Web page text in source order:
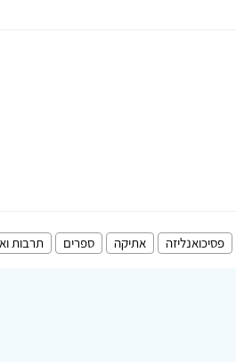
פסיכואנליזה אתיקה ספרים תרבות